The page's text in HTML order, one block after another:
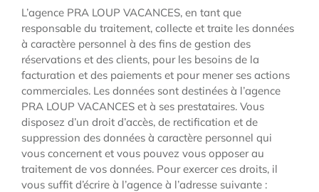
L’agence PRA LOUP VACANCES, en tant que
responsable du traitement, collecte et traite les données
à caractère personnel à des fins de gestion des
réservations et des clients, pour les besoins de la
facturation et des paiements et pour mener ses actions
commerciales. Les données sont destinées à l’agence
PRA LOUP VACANCES et à ses prestataires. Vous
disposez d’un droit d’accès, de rectification et de
suppression des données à caractère personnel qui
vous concernent et vous pouvez vous opposer au
traitement de vos données. Pour exercer ces droits, il
vous suffit d’écrire à l’agence à l’adresse suivante :